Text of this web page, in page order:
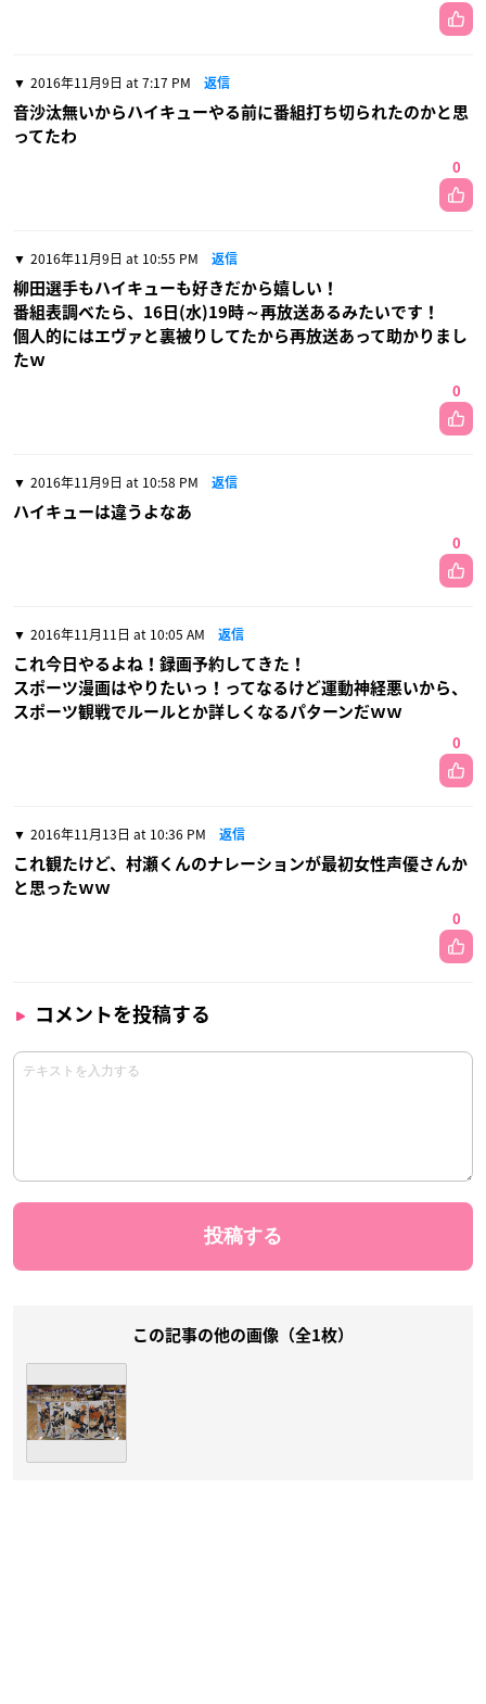
2016年11月9日 at 7:17 PM 返信
音沙汰無いからハイキューやる前に番組打ち切られたのかと思
ってたわ
0
2016年11月9日 at 10:55 PM 返信
柳田選手もハイキューも好きだから嬉しい！
番組表調べたら、16日(水)19時～再放送あるみたいです！
個人的にはエヴァと裏被りしてたから再放送あって助かりまし
たｗ
0
2016年11月9日 at 10:58 PM 返信
ハイキューは違うよなあ
0
2016年11月11日 at 10:05 AM 返信
これ今日やるよね！録画予約してきた！
スポーツ漫画はやりたいっ！ってなるけど運動神経悪いから、
スポーツ観戦でルールとか詳しくなるパターンだｗｗ
0
2016年11月13日 at 10:36 PM 返信
これ観たけど、村瀬くんのナレーションが最初女性声優さんか
と思ったｗｗ
0
コメントを投稿する
この記事の他の画像（全1枚）